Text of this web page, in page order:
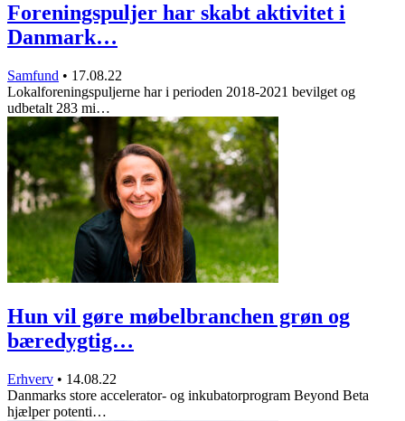
Foreningspuljer har skabt aktivitet i
Danmark…
Samfund • 17.08.22
Lokalforeningspuljerne har i perioden 2018-2021 bevilget og
udbetalt 283 mi…
Hun vil gøre møbelbranchen grøn og
bæredygtig…
Erhverv • 14.08.22
Danmarks store accelerator- og inkubatorprogram Beyond Beta
hjælper potenti…